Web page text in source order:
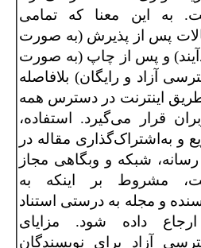
به این معنا که تمامی
پس از پذیرش (به صورت
و پس از چاپ (به صورت
آزاد و رایگان) بلافاصله
اینترنت در دسترس همه
قرار می‌گیرد. استفاده،
و به‌اشتراک‌گذاری مقاله در
شبکه و وبگاهی مجاز
مشروط بر اینکه به
و مجله به درستی استناد
داده شود. مزایای
آزاد برای نویسندگان